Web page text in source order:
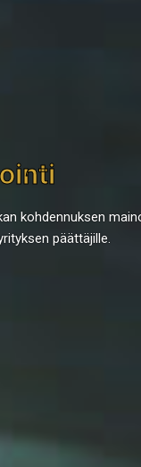
kohdennuksen
päättäjille.